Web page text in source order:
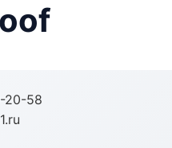
20-58